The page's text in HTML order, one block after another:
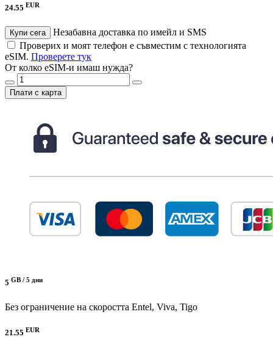
24.55 EUR
Купи сега
Незабавна доставка по имейл и SMS
Проверих и моят телефон е съвместим с технологията
eSIM. Проверете тук
От колко eSIM-и имаш нужда?
Плати с карта
5 GB / 5 дни
Без ограничение на скоростта Entel, Viva, Tigo
21.55 EUR